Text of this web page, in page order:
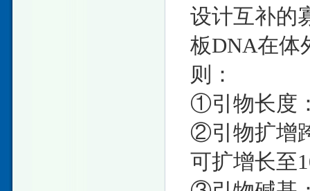
设计互补的
板DNA在体
则：
①引物长度
②引物扩增
可扩增长至